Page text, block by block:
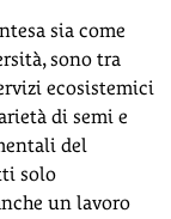
sia come
sono tra
ecosistemici
di semi e
del
solo
un lavoro